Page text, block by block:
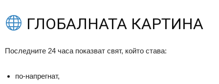
ГЛОБАЛНАТА КАРТИНА
Последните 24 часа показват свят, който става:
по-напрегнат,